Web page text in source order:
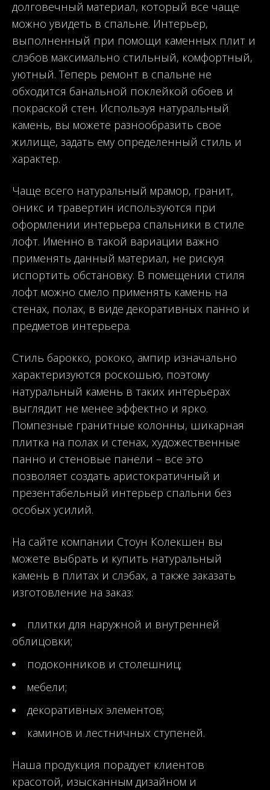
долговечный материал, который все чаще
можно увидеть в спальне. Интерьер,
выполненный при помощи каменных плит и
слэбов максимально стильный, комфортный,
уютный. Теперь ремонт в спальне не
обходится банальной поклейкой обоев и
покраской стен. Используя натуральный
камень, вы можете разнообразить свое
жилище, задать ему определенный стиль и
характер.
Чаще всего натуральный мрамор, гранит,
оникс и травертин используются при
оформлении интерьера спальники в стиле
лофт. Именно в такой вариации важно
применять данный материал, не рискуя
испортить обстановку. В помещении стиля
лофт можно смело применять камень на
стенах, полах, в виде декоративных панно и
предметов интерьера.
Стиль барокко, рококо, ампир изначально
характеризуются роскошью, поэтому
натуральный камень в таких интерьерах
выглядит не менее эффектно и ярко.
Помпезные гранитные колонны, шикарная
плитка на полах и стенах, художественные
панно и стеновые панели – все это
позволяет создать аристократичный и
презентабельный интерьер спальни без
особых усилий.
На сайте компании Стоун Колекшен вы
можете выбрать и купить натуральный
камень в плитах и слэбах, а также заказать
изготовление на заказ:
плитки для наружной и внутренней
облицовки;
подоконников и столешниц;
мебели;
декоративных элементов;
каминов и лестничных ступеней.
Наша продукция порадует клиентов
красотой, изысканным дизайном и